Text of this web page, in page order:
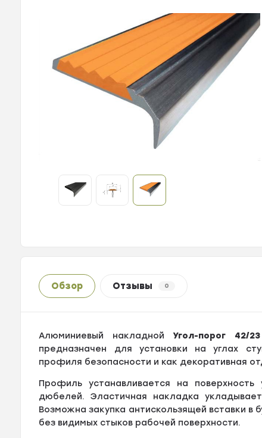
Обзор Отзывы 0
Алюминиевый накладной Угол-порог 42/23
предназначен для установки на углах
профиля безопасности и как декоративная
Профиль устанавливается на поверхность
дюбелей. Эластичная накладка
Возможна закупка антискользящей вставки в
без видимых стыков рабочей поверхности.